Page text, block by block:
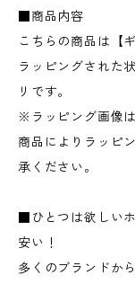
■商品内容
こちらの商品は【
ラッピングされた
リです。
※ラッピング画像
商品によりラッピ
承ください。
■ひとつは欲しい
安い！
多くのブランドか